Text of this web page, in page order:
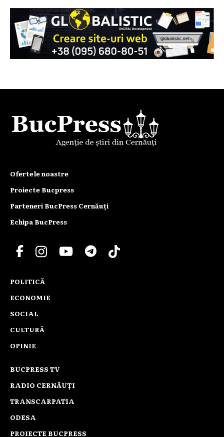
Ofertele noastre
Proiecte Bucpress
Parteneri BucPress Cernăuți
Echipa BucPress
POLITICĂ
ECONOMIE
SOCIAL
CULTURĂ
OPINIE
BUCPRESS TV
RADIO CERNĂUȚI
TRANSCARPATIA
ODESA
PROIECTE BUCPRESS